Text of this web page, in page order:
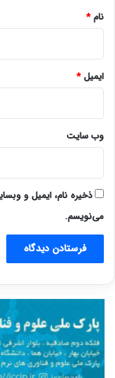
نام*
ایمیل*
وب‌ سایت
ذخیره نام، ایمیل و
می‌نویسم.